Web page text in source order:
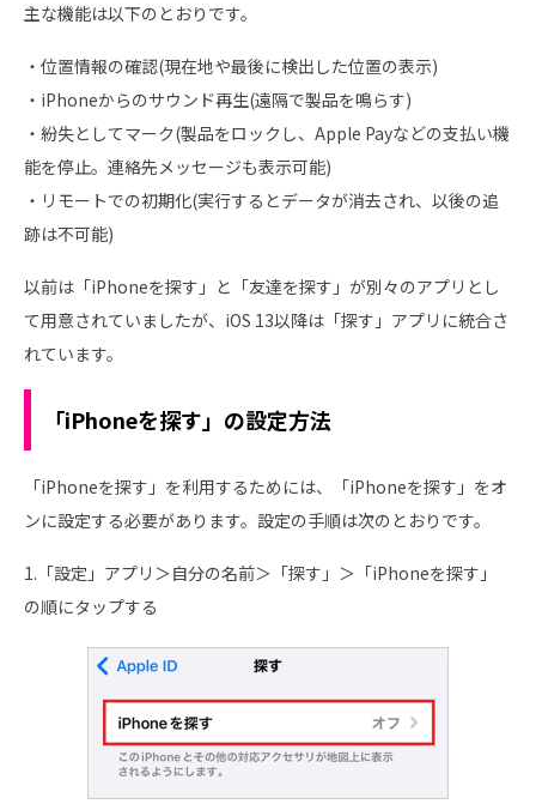
主な機能は以下のとおりです。
・位置情報の確認(現在地や最後に検出した位置の表示)
・iPhoneからのサウンド再生(遠隔で製品を鳴らす)
・紛失としてマーク(製品をロックし、Apple Payなどの支払い機
能を停止。連絡先メッセージも表示可能)
・リモートでの初期化(実行するとデータが消去され、以後の追
跡は不可能)
以前は「iPhoneを探す」と「友達を探す」が別々のアプリとし
て用意されていましたが、iOS 13以降は「探す」アプリに統合さ
れています。
「iPhoneを探す」の設定方法
「iPhoneを探す」を利用するためには、「iPhoneを探す」をオ
ンに設定する必要があります。設定の手順は次のとおりです。
1.「設定」アプリ＞自分の名前＞「探す」＞「iPhoneを探す」
の順にタップする